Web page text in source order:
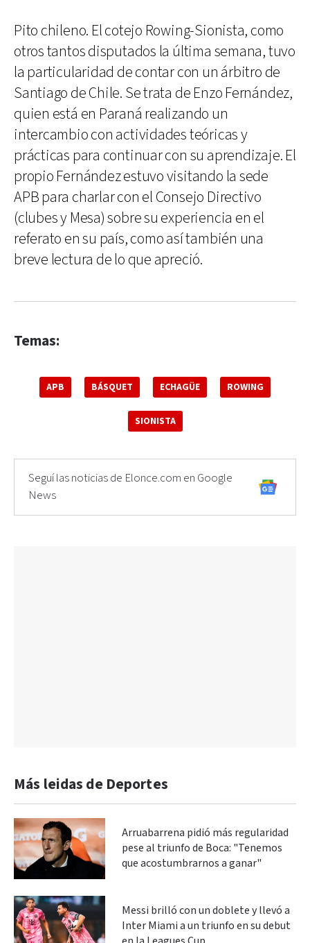
Pito chileno. El cotejo Rowing-Sionista, como
otros tantos disputados la última semana, tuvo
la particularidad de contar con un árbitro de
Santiago de Chile. Se trata de Enzo Fernández,
quien está en Paraná realizando un
intercambio con actividades teóricas y
prácticas para continuar con su aprendizaje. El
propio Fernández estuvo visitando la sede
APB para charlar con el Consejo Directivo
(clubes y Mesa) sobre su experiencia en el
referato en su país, como así también una
breve lectura de lo que apreció.
Temas:
APB BÁSQUET ECHAGÜE ROWING
SIONISTA
Seguí las noticias de Elonce.com en Google
News
Más leidas de Deportes
Arruabarrena pidió más regularidad
pese al triunfo de Boca: "Tenemos
que acostumbrarnos a ganar"
Messi brilló con un doblete y llevó a
Inter Miami a un triunfo en su debut